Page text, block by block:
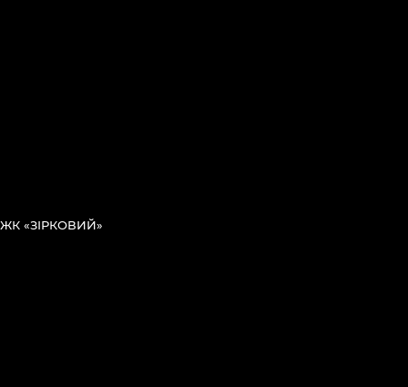
ЖК «ЗІРКОВИЙ»